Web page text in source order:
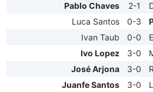
Pablo Chaves
2-1
Luca Santos
0-3
Ivan Taub
0-0
Ivo Lopez
3-0
José Arjona
3-0
Juanfe Santos
3-0